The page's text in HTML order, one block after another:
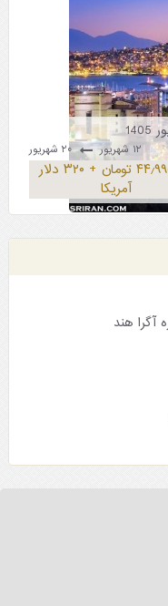
۱۲ شهریور ۲۰ شهریور
۴۴٫۹۹۰٫۰۰۰ تومان + ۳۲۰ دلار
آمریکا